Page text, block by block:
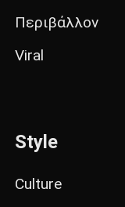
Περιβάλλον
Viral
Style
Culture